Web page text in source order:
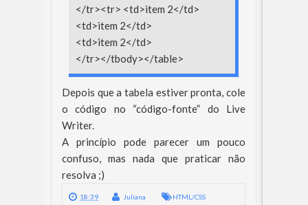
</tr><tr> <td>item 2</td>
<td>item 2</td>
<td>item 2</td>
</tr></tbody></table>
Depois que a tabela estiver pronta, cole
o código no “código-fonte” do Live
Writer.
A princípio pode parecer um pouco
confuso, mas nada que praticar não
resolva ;)
18:39 Juliana HTML/CSS